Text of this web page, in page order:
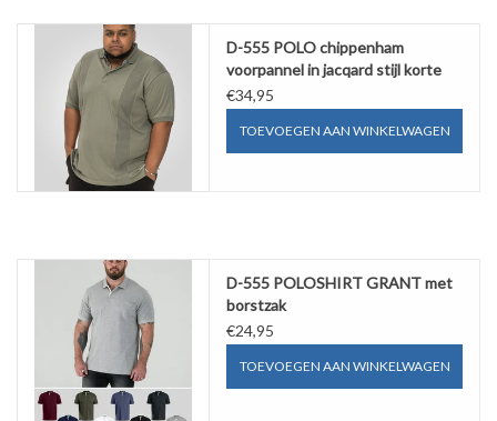
D-555 POLO chippenham
voorpannel in jacqard stijl korte
mouw
€34,95
TOEVOEGEN AAN WINKELWAGEN
D-555 POLOSHIRT GRANT met
borstzak
€24,95
TOEVOEGEN AAN WINKELWAGEN